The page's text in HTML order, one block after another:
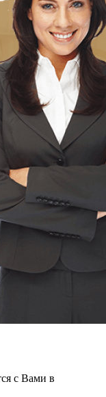
с Вами в